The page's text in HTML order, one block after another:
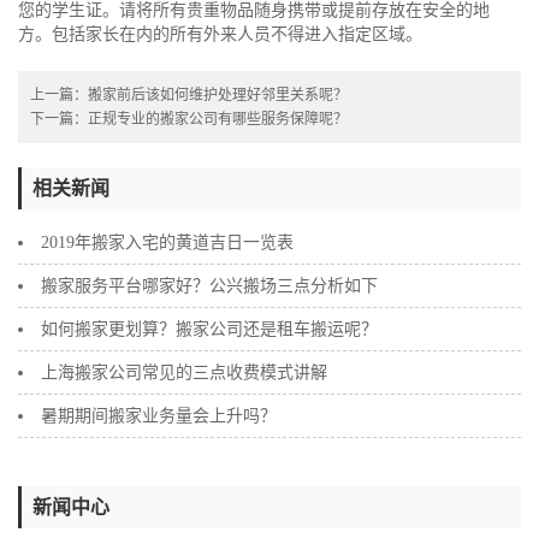
您的学生证。请将所有贵重物品随身携带或提前存放在安全的地
方。包括家长在内的所有外来人员不得进入指定区域。
上一篇： 搬家前后该如何维护处理好邻里关系呢？
下一篇： 正规专业的搬家公司有哪些服务保障呢？
相关新闻
2019年搬家入宅的黄道吉日一览表
搬家服务平台哪家好？公兴搬场三点分析如下
如何搬家更划算？搬家公司还是租车搬运呢？
上海搬家公司常见的三点收费模式讲解
暑期期间搬家业务量会上升吗？
新闻中心